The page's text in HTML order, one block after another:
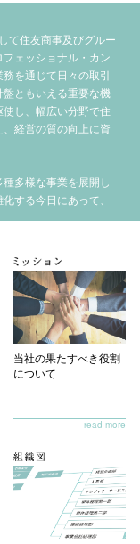
て住友商事及びグルー
ェッショナル・カン
を通じて日々の取引
ともいえる重要な機
し、幅広い分野で住
経営の質の向上に資
多様な事業を展開し
する今日にあって、
ます。
人」そのものです。
、国内外のグループ
の能力とキャリア・
供しています。社員
携とコミュニケーシ
来る職場づくりを行
イフイベントの支援
テンシャルを最大限
一員として、様々な
献してまいります。
当社の果たすべき役割
について